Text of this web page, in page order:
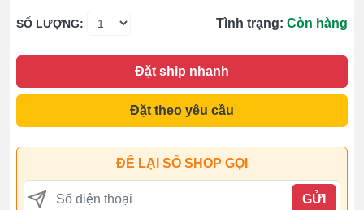
SỐ LƯỢNG: Tình trạng: Còn hàng
Đặt ship nhanh
Đặt theo yêu cầu
ĐỂ LẠI SỐ SHOP GỌI
GỬI